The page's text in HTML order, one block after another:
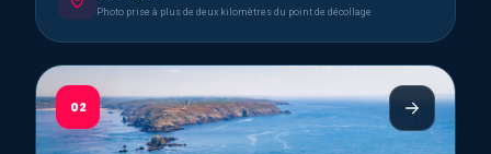
Photo prise à plus de deux kilomètres du point de décollage
02